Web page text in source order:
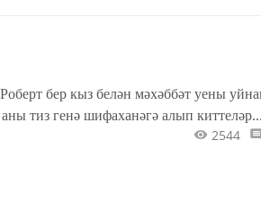
бер кыз белән мәхәббәт уены
тиз генә шифаханәгә алып киттеләр...
2544